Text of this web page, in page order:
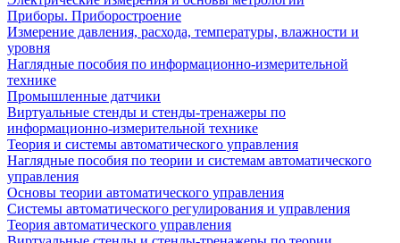
Приборы. Приборостроение
Измерение давления, расхода, температуры, влажности и
уровня
Наглядные пособия по информационно-измерительной
технике
Промышленные датчики
Виртуальные стенды и стенды-тренажеры по
информационно-измерительной технике
Теория и системы автоматического управления
Наглядные пособия по теории и системам автоматического
управления
Основы теории автоматического управления
Системы автоматического регулирования и управления
Теория автоматического управления